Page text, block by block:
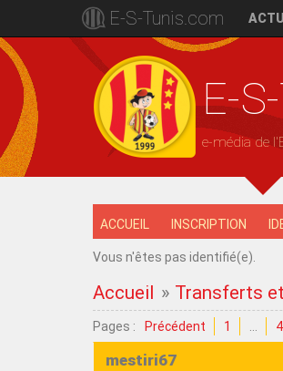
E-S-Tunis.com
E-
e-média de
ACCUEIL INSCRIPTION
Vous n'êtes pas identifié(e).
Accueil » Transferts
Pages : Précédent 1
mestiri67